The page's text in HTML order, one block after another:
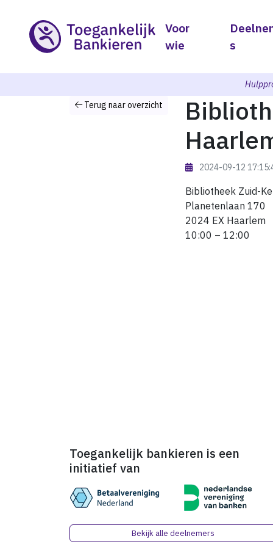
Voor
wie
s
Terug naar overzicht
2024-09-12
Bibliotheek Zuid-
Planetenlaan 170
2024 EX Haarlem
10:00 – 12:00
Toegankelijk bankieren is een
initiatief van
Bekijk alle deelnemers